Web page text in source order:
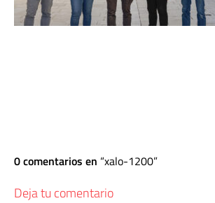
0 comentarios en xalo-1200
Deja tu comentario